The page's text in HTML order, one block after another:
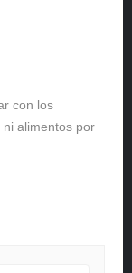
con los
alimentos por